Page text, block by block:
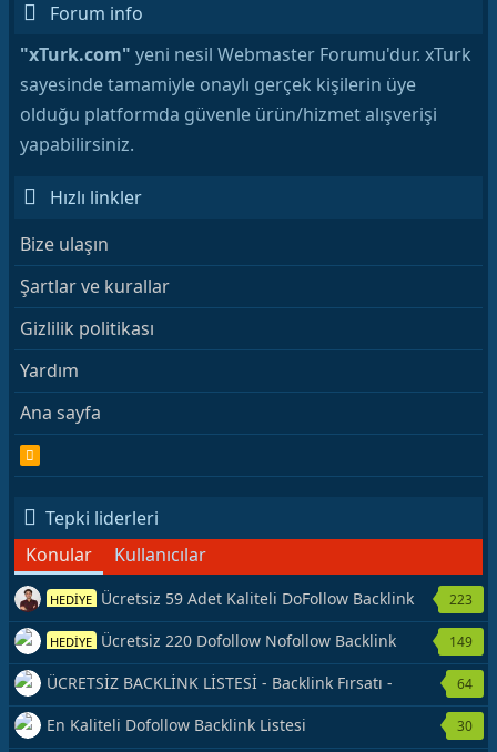
Forum info
"xTurk.com" yeni nesil Webmaster Forumu'dur. xTurk
sayesinde tamamiyle onaylı gerçek kişilerin üye
olduğu platformda güvenle ürün/hizmet alışverişi
yapabilirsiniz.
Hızlı linkler
Bize ulaşın
Şartlar ve kurallar
Gizlilik politikası
Yardım
Ana sayfa
S
Tepki liderleri
Konular
Kullanıcılar
HEDİYE Ücretsiz 59 Adet Kaliteli DoFollow Backlink
Kaynağı Veriyorum.
223
HEDİYE Ücretsiz 220 Dofollow Nofollow Backlink
Veriyorum
149
ÜCRETSİZ BACKLİNK LİSTESİ - Backlink Fırsatı -
Hemen Yetiş!
64
En Kaliteli Dofollow Backlink Listesi 30